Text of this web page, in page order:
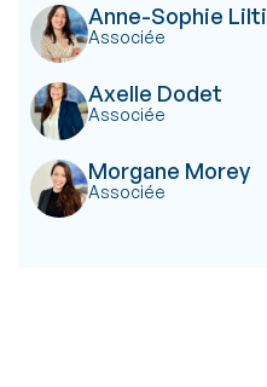
Anne-Sophie Lilti
Associée
Axelle Dodet
Associée
Morgane Morey
Associée